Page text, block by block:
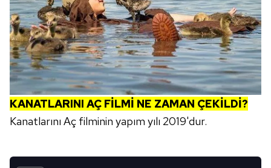
KANATLARINI AÇ FİLMİ NE ZAMAN ÇEKİLDİ?
Kanatlarını Aç filminin yapım yılı 2019'dur.